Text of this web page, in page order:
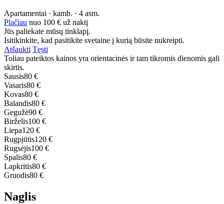
Apartamentai · kamb. · 4 asm.
Plačiau nuo 100 € už naktį
Jūs paliekate mūsų tinklapį.
Isitikinkite, kad pasitikite svetaine į kurią būsite nukreipti.
Atšaukti Tęsti
Toliau pateiktos kainos yra orientacinės ir tam tikromis dienomis gali
skirtis.
Sausis80 €
Vasaris80 €
Kovas80 €
Balandis80 €
Gegužė90 €
Birželis100 €
Liepa120 €
Rugpjūtis120 €
Rugsėjis100 €
Spalis80 €
Lapkritis80 €
Gruodis80 €
Naglis